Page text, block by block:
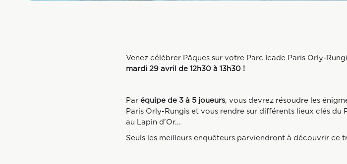
Venez célébrer Pâques sur votre Parc Icade Paris Orly-
mardi 29 avril de 12h30 à 13h30 !
Paréquipe de 3 à 5 joueurs, vous devrez résoudre les
Paris Orly-Rungis et vous rendre sur différents lieux clés
au Lapin d'Or...
Seuls les meilleurs enquêteurs parviendront à découvrir